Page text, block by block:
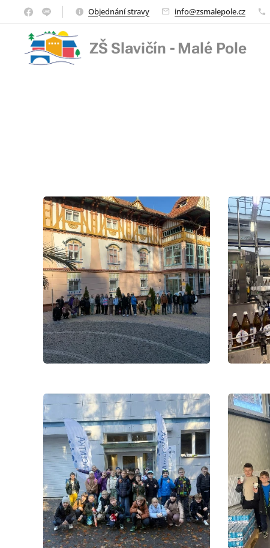
Objednání stravy info@zsmalepole.cz
ZŠ Slavičín - Malé Pole